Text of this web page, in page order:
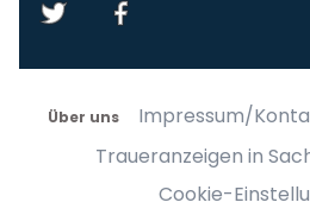
Über uns Impressum/
Traueranzeigen in
Cookie-